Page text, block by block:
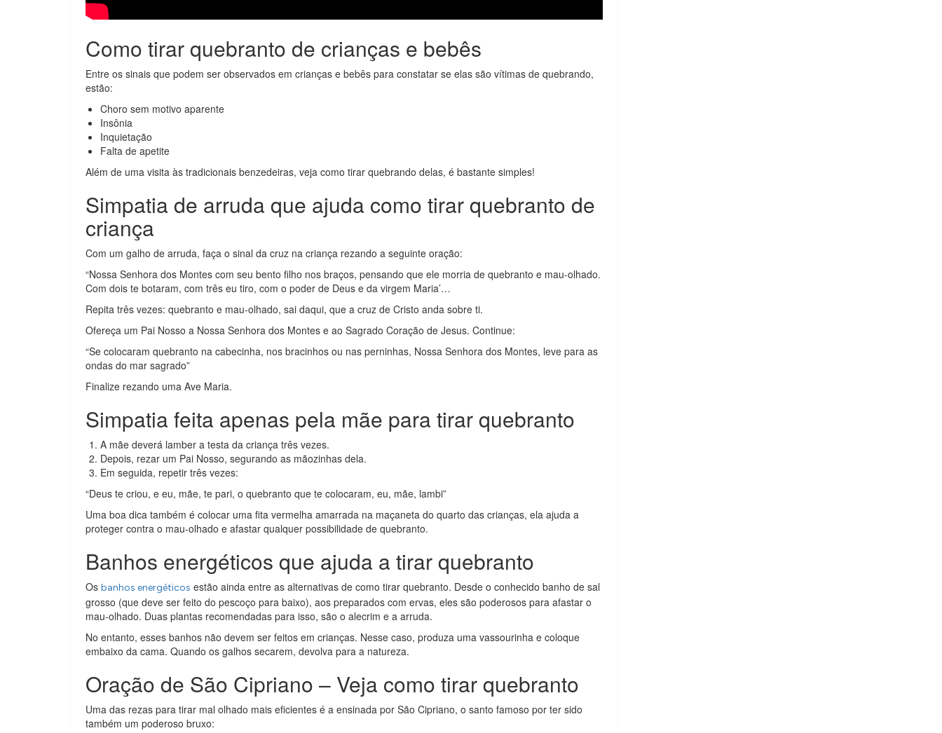
Como tirar quebranto de crianças e bebês
Entre os sinais que podem ser observados em crianças e bebês para constatar se elas são vítimas de quebrando,
estão:
Choro sem motivo aparente
Insônia
Inquietação
Falta de apetite
Além de uma visita às tradicionais benzedeiras, veja como tirar quebrando delas, é bastante simples!
Simpatia de arruda que ajuda como tirar quebranto de
criança
Com um galho de arruda, faça o sinal da cruz na criança rezando a seguinte oração:
“Nossa Senhora dos Montes com seu bento filho nos braços, pensando que ele morria de quebranto e mau-olhado.
Com dois te botaram, com três eu tiro, com o poder de Deus e da virgem Maria’…
Repita três vezes: quebranto e mau-olhado, sai daqui, que a cruz de Cristo anda sobre ti.
Ofereça um Pai Nosso a Nossa Senhora dos Montes e ao Sagrado Coração de Jesus. Continue:
“Se colocaram quebranto na cabecinha, nos bracinhos ou nas perninhas, Nossa Senhora dos Montes, leve para as
ondas do mar sagrado”
Finalize rezando uma Ave Maria.
Simpatia feita apenas pela mãe para tirar quebranto
A mãe deverá lamber a testa da criança três vezes.
Depois, rezar um Pai Nosso, segurando as mãozinhas dela.
Em seguida, repetir três vezes:
“Deus te criou, e eu, mãe, te pari, o quebranto que te colocaram, eu, mãe, lambi”
Uma boa dica também é colocar uma fita vermelha amarrada na maçaneta do quarto das crianças, ela ajuda a
proteger contra o mau-olhado e afastar qualquer possibilidade de quebranto.
Banhos energéticos que ajuda a tirar quebranto
Os banhos energéticos estão ainda entre as alternativas de como tirar quebranto. Desde o conhecido banho de sal
grosso (que deve ser feito do pescoço para baixo), aos preparados com ervas, eles são poderosos para afastar o
mau-olhado. Duas plantas recomendadas para isso, são o alecrim e a arruda.
No entanto, esses banhos não devem ser feitos em crianças. Nesse caso, produza uma vassourinha e coloque
embaixo da cama. Quando os galhos secarem, devolva para a natureza.
Oração de São Cipriano – Veja como tirar quebranto
Uma das rezas para tirar mal olhado mais eficientes é a ensinada por São Cipriano, o santo famoso por ter sido
também um poderoso bruxo: